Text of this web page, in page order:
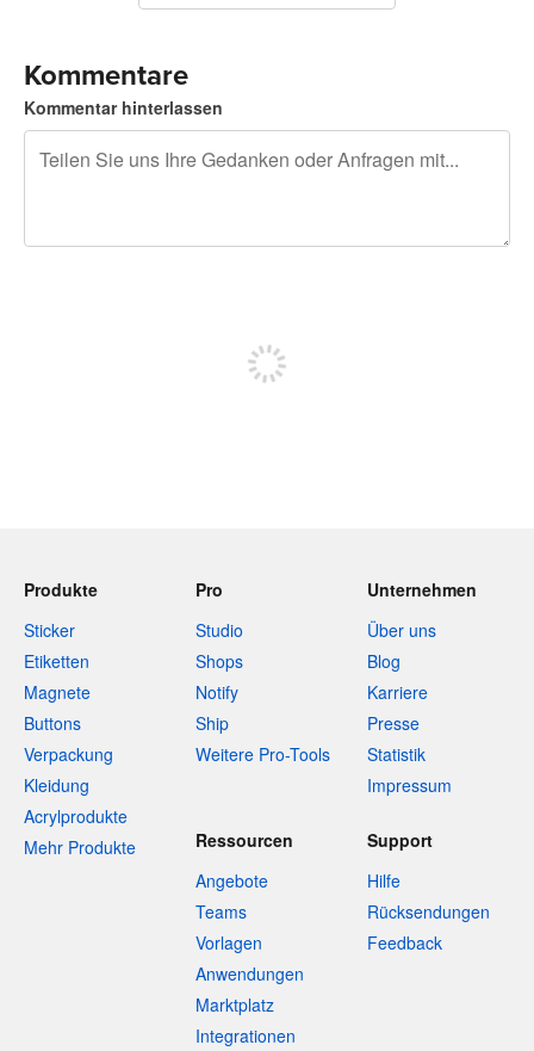
Kommentare
Kommentar hinterlassen
Produkte
Sticker
Etiketten
Magnete
Buttons
Verpackung
Kleidung
Acrylprodukte
Mehr Produkte
Pro
Studio
Shops
Notify
Ship
Weitere Pro-Tools
Unternehmen
Über uns
Blog
Karriere
Presse
Statistik
Impressum
Ressourcen
Angebote
Teams
Vorlagen
Anwendungen
Marktplatz
Integrationen
Support
Hilfe
Rücksendungen
Feedback